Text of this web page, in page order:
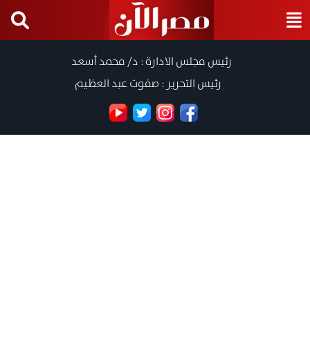
رئيس مجلس الادارة : د/ محمد أسعد
رئيس التحرير : صفوت عبد العظيم